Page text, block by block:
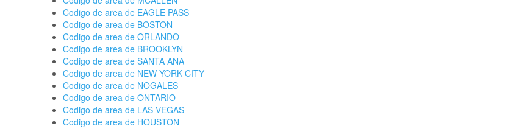
Codigo de area de EAGLE PASS
Codigo de area de BOSTON
Codigo de area de ORLANDO
Codigo de area de BROOKLYN
Codigo de area de SANTA ANA
Codigo de area de NEW YORK CITY
Codigo de area de NOGALES
Codigo de area de ONTARIO
Codigo de area de LAS VEGAS
Codigo de area de HOUSTON